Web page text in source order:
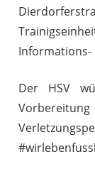
Informations-
Der HSV